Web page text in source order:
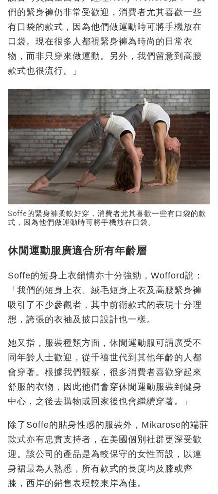
們的緊身褲仍非常受歡迎，消費者尤其喜歡一些
有口袋的款式，因為他們做運動時可將手機放在
口袋。現在很多人都視緊身褲為時尚的日常衣
物，而非只穿來做運動。另外，我們留意到高腰
款式也很流行。」
Soffe的緊身褲柔軟好穿，消費者尤其喜歡一些有口袋的款
式，因為他們做運動時可將手機放在口袋。
休閒運動服廣適合所有年齡層
Soffe的短身上衣銷情亦十分強勁，Wofford說：
「我們的短身上衣、絨毛短身上衣及高腰緊身褲
吸引了不少參觀者，其中前衛款式的表現十分理
想，誇張的衣袖及披口設計也一樣。
她又指，服裝種類方面，休閒運動服可謂廣受不
同年齡人士歡迎，從千禧世代到其他年齡的人都
會穿著。根據我們觀察，很多消費者喜歡穿起來
舒服的衣物，因此他們會穿休閒運動服裝到健身
中心，之後去購物或回家後也會繼續穿著。」
除了Soffe的貼身性感的服裝外，Mikarose的端莊
款式亦有忠實支持者，在美國個別社群更深受歡
迎。該公司的產品是為較保守的女性而設，以連
身裙最為人熟悉，所有款式的長度均及膝或齊
膝，西岸的銷售表現較東岸為佳。